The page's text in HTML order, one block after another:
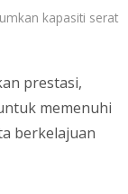
kapasiti serat
prestasi,
memenuhi
berkelajuan